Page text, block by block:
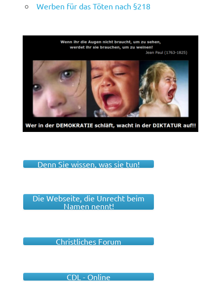
Werben für das Töten nach §218
Denn Sie wissen, was sie tun!
Die Webseite, die Unrecht beim
Namen nennt!
Christliches Forum
CDL - Online